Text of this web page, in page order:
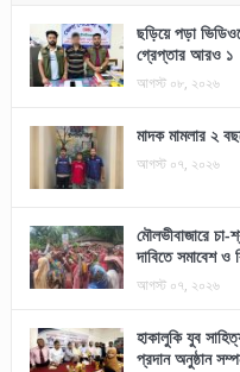
ছড়িয়ে পড়া
গ্রেপ্তার আরও ১
আগস্ট ০৮, ২০২৬
মাদক মামলার ২
আগস্ট ০৭, ২০২৬
মৌলভীবাজারে চা-
দাবিতে সমাবেশ ও
আগস্ট ০৭, ২০২৬
হাকালুকি যুব
প্রদান অনুষ্ঠান